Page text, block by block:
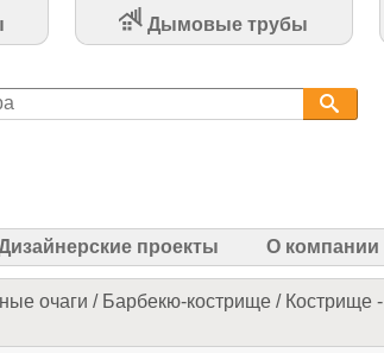
Дымовые трубы
проекты О компании
очаги / Барбекю-кострище / Кострище -